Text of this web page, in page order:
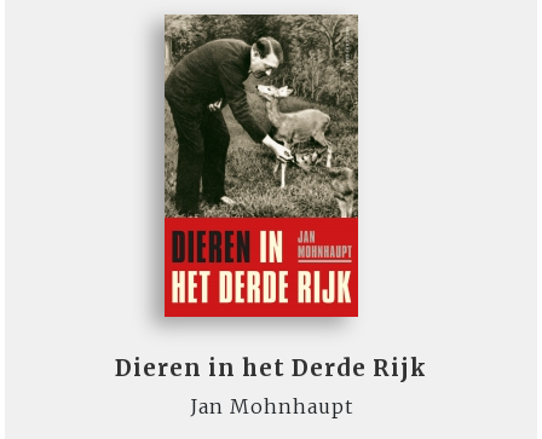
Dieren in het Derde Rijk
Jan Mohnhaupt